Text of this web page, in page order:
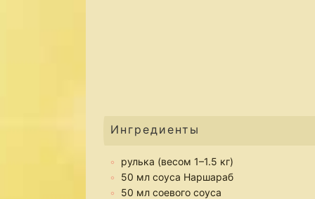
Ингредиенты
рулька (весом 1–1.5 кг)
50 мл соуса Наршараб
50 мл соевого соуса